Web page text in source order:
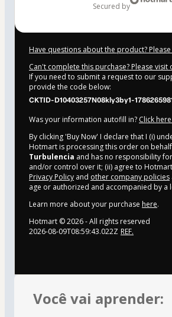
secured by
Have questions about the product?
Can't complete this purchase? Please visit
If you need to submit a request to our
provide the code below:
CKTID-D10403257N08kly3by1-
Was your information autofill in? Click
By clicking 'Buy Now' I declare that I (i)
Hotmart is processing this order on
Turbulencia and has no responsibility
and/or control over it; (ii) agree to
Privacy Policy and other company policies
age or authorized and accompanied by a
Learn more about your purchase here.
Hotmart ©2026- All rights reserved
2026-08-09T08:59:43.022Z REF.
Você vai aprender: